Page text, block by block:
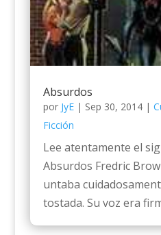
Absurdos
por JyE| Sep 30, 2014|
Ficción
Lee atentamente el
Absurdos Fredric
untaba
tostada. Su voz era